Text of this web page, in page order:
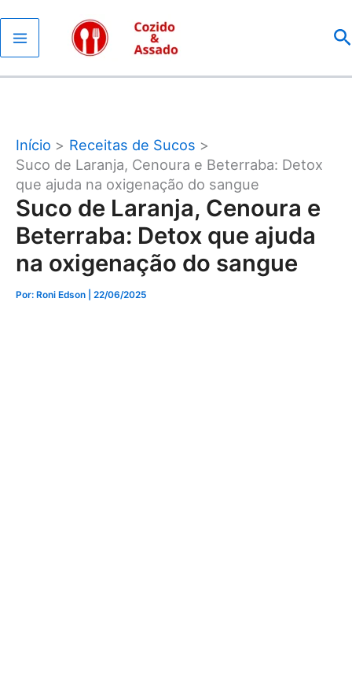
para
o
conteúdo
Início
Receitas de Sucos
Suco de Laranja, Cenoura e Beterraba: Detox
que ajuda na oxigenação do sangue
Suco de Laranja, Cenoura e
Beterraba: Detox que ajuda
na oxigenação do sangue
Por: Roni Edson | 22/06/2025